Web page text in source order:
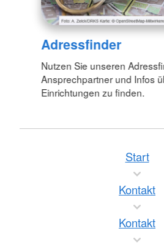
Adressfinder
Nutzen Sie unseren
Ansprechpartner und Infos
Einrichtungen zu finden.
Start
Kontakt
Kontakt